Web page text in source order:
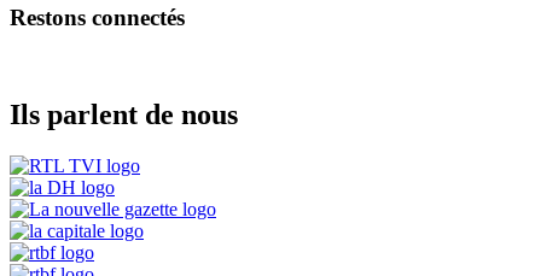
Restons connectés
Ils parlent de nous